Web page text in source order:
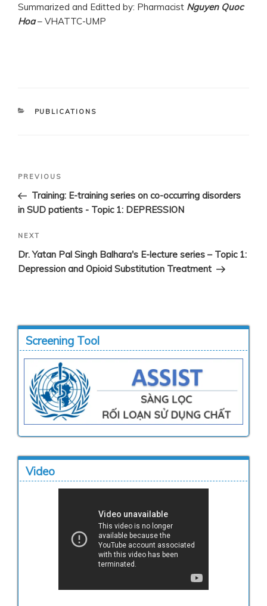
Summarized and Editted by: Pharmacist Nguyen Quoc
Hoa– VHATTC-UMP
CATEGORIES
PUBLICATIONS
Previous
Post
PREVIOUS
Training: E-training series on co-occurring disorders
in SUD patients - Topic 1: DEPRESSION
Next
Post
NEXT
Dr. Yatan Pal Singh Balhara's E-lecture series – Topic 1:
Depression and Opioid Substitution Treatment
Screening Tool
Video